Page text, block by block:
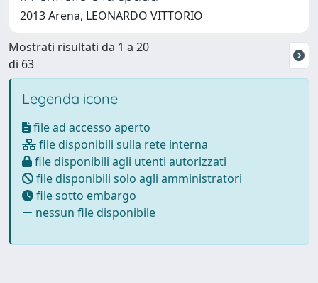
2013 Arena, LEONARDO VITTORIO
Mostrati risultati da 1 a 20
di 63
Legenda icone
file ad accesso aperto
file disponibili sulla rete interna
file disponibili agli utenti autorizzati
file disponibili solo agli amministratori
file sotto embargo
nessun file disponibile